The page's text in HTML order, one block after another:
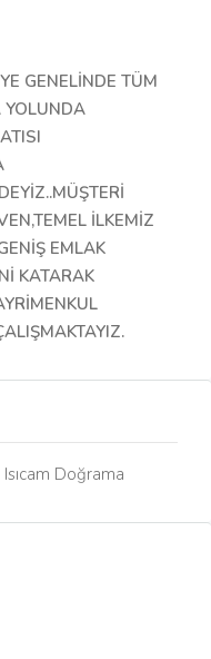
GENELİNDE TÜM
YOLUNDA
İLKEMİZ
EMLAK
KATARAK
Isıcam Doğrama